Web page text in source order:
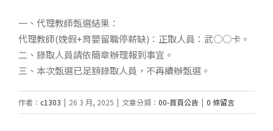
一、代理教師甄選結果：
代理教師(娩假+育嬰留職停薪缺)：正取人員：武○○卡。
二、錄取人員請依簡章辦理報到事宜。
三、本次甄選已足額錄取人員，不再續辦甄選。
作者： c1303 | 26 3 月, 2025 | 文章分類： 00-首頁公告 | 0 條留言